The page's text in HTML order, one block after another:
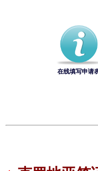
在线填写申请